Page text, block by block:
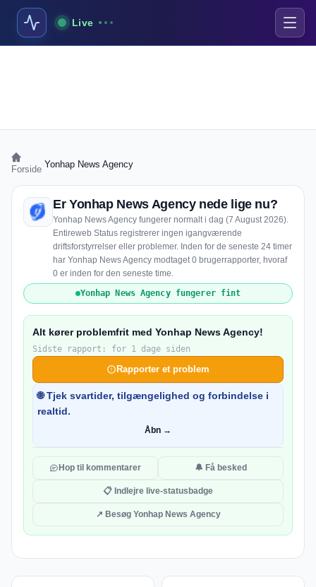
Live
Forside Yonhap News Agency
Er Yonhap News Agency nede lige nu?
Yonhap News Agency fungerer normalt i dag (7 August 2026).
Entireweb Status registrerer ingen igangværende
driftsforstyrrelser eller problemer. Inden for de seneste 24 timer
har Yonhap News Agency modtaget 0 brugerrapporter, hvoraf
0 er inden for den seneste time.
Yonhap News Agency fungerer fint
Alt kører problemfrit med Yonhap News Agency!
Sidste rapport: for 1 dage siden
Rapporter et problem
🌐 Tjek svartider, tilgængelighed og forbindelse i
realtid.
Åbn →
Hop til kommentarer 🔔 Få besked
📋 Indlejre live-statusbadge
↗ Besøg Yonhap News Agency